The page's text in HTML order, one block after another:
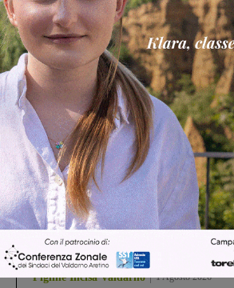
In vetrina 3 Agosto 2026
Estra Notizie agosto: Smart
studenti coinvolti, torna il
debutta il podcast Estrair
Più lette
Figline Incisa Valdarno 1 Agosto 2026